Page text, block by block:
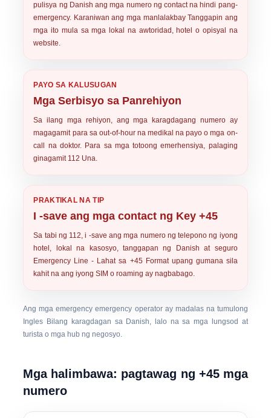
pulisya ng Danish ang mga numero ng contact na hindi pang-
emergency. Karaniwan ang mga manlalakbay Tanggapin ang
mga ito mula sa mga lokal na awtoridad, hotel o opisyal na
website.
PAYO SA KALUSUGAN
Mga Serbisyo sa Panrehiyon
Sa ilang mga rehiyon, ang mga karagdagang numero ay
magagamit para sa out-of-hour na medikal na payo o mga on-
call na doktor. Para sa mga totoong emerhensiya, palaging
ginagamit 112 Una.
PRAKTIKAL NA TIP
I -save ang mga contact ng Key +45
Sa tabi ng 112, i -save ang mga numero ng telepono ng iyong
hotel, lokal na kasosyo, tanggapan ng Danish at seguro
Emergency Line - Lahat sa +45 Format upang gumana sila
kahit na ang iyong SIM o roaming ay nagbabago.
Ang mga emergency emergency operator ay madalas na tumulong
Ingles Bilang karagdagan sa Danish, lalo na sa mga lungsod at
turista o mga hub ng negosyo.
Mga halimbawa: pagtawag ng +45 mga
numero